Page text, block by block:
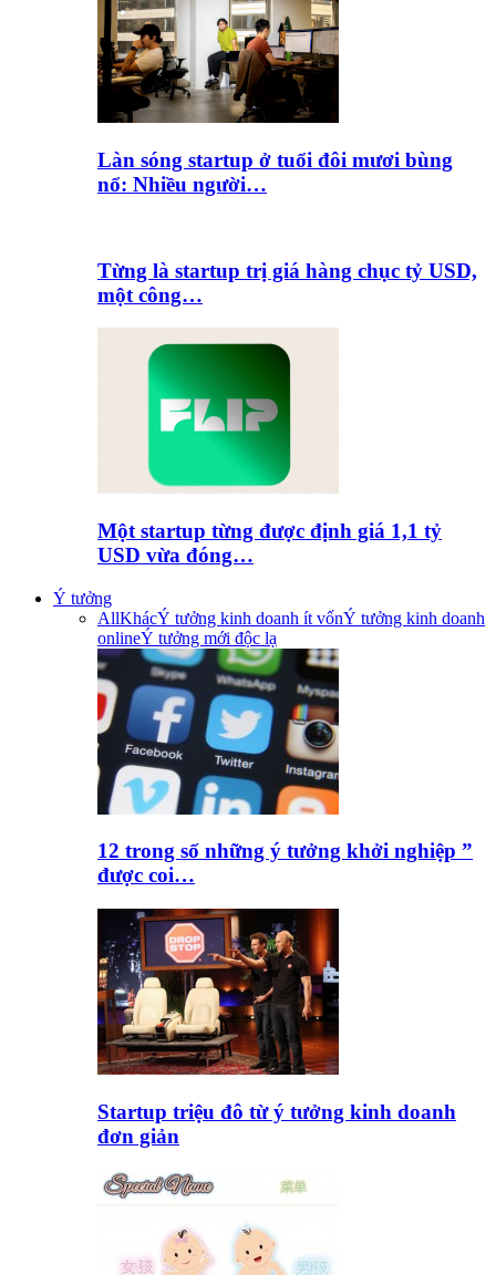
Làn sóng startup ở tuổi đôi mươi bùng
nổ: Nhiều người…
Từng là startup trị giá hàng chục tỷ USD,
một công…
Một startup từng được định giá 1,1 tỷ
USD vừa đóng…
Ý tưởng
AllKhácÝ tưởng kinh doanh ít vốnÝ tưởng kinh doanh
onlineÝ tưởng mới độc lạ
12 trong số những ý tưởng khởi nghiệp ”
được coi…
Startup triệu đô từ ý tưởng kinh doanh
đơn giản